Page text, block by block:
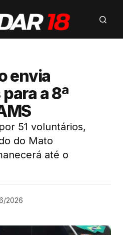
envia
a 8ª
51 voluntários,
do Mato
até o
2026